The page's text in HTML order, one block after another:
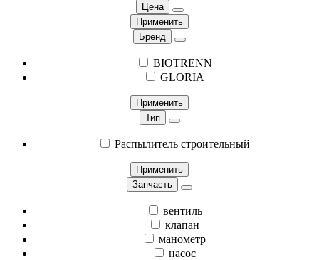
Цена
Применить
Бренд
BIOTRENN
GLORIA
Применить
Тип
Распылитель строительный
Применить
Запчасть
вентиль
клапан
манометр
насос